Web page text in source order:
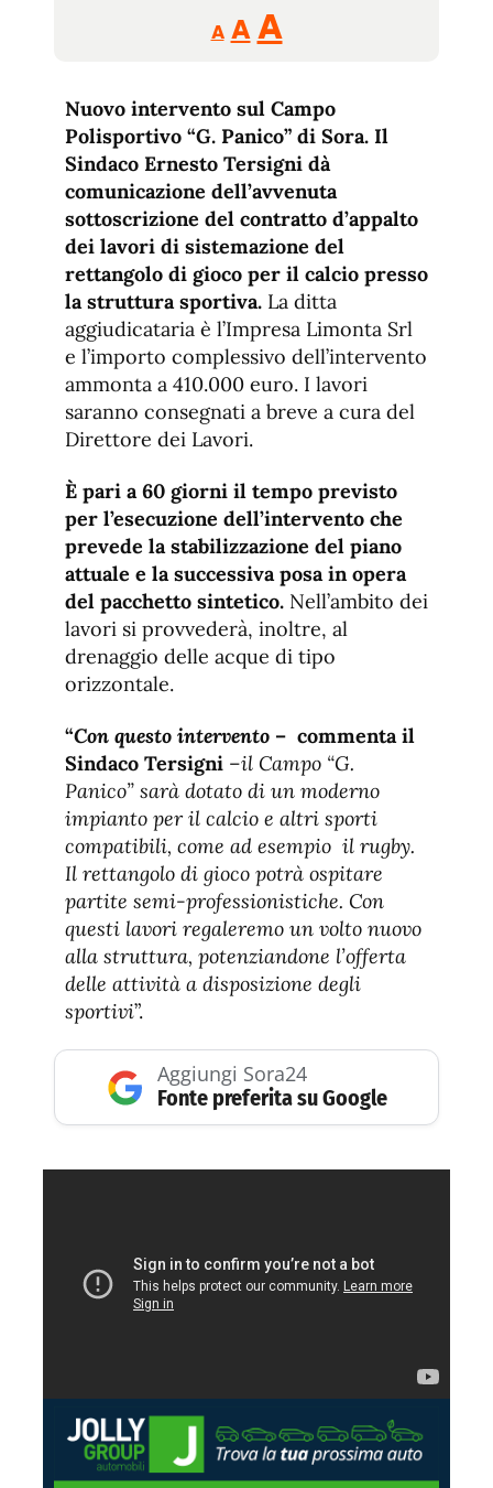
A
Reducir
tamaño
A Restablecer
de
fuente
AAumentar
de
fuente.
Nuovo intervento sul Campo
Polisportivo “G. Panico” di Sora. Il
Sindaco Ernesto Tersigni dà
comunicazione dell’avvenuta
sottoscrizione del contratto d’appalto
dei lavori di sistemazione del
rettangolo di gioco per il calcio presso
la struttura sportiva. La ditta
aggiudicataria è l’Impresa Limonta Srl
e l’importo complessivo dell’intervento
ammonta a 410.000 euro. I lavori
saranno consegnati a breve a cura del
Direttore dei Lavori.
È pari a 60 giorni il tempo previsto
per l’esecuzione dell’intervento che
prevede la stabilizzazione del piano
attuale e la successiva posa in opera
del pacchetto sintetico. Nell’ambito dei
lavori si provvederà, inoltre, al
drenaggio delle acque di tipo
orizzontale.
“Con questo intervento – commenta il
Sindaco Tersigni –il Campo “G.
Panico” sarà dotato di un moderno
impianto per il calcio e altri sporti
compatibili, come ad esempio il rugby.
Il rettangolo di gioco potrà ospitare
partite semi-professionistiche. Con
questi lavori regaleremo un volto nuovo
alla struttura, potenziandone l’offerta
delle attività a disposizione degli
sportivi”.
Aggiungi Sora24
Fonte preferita su Google